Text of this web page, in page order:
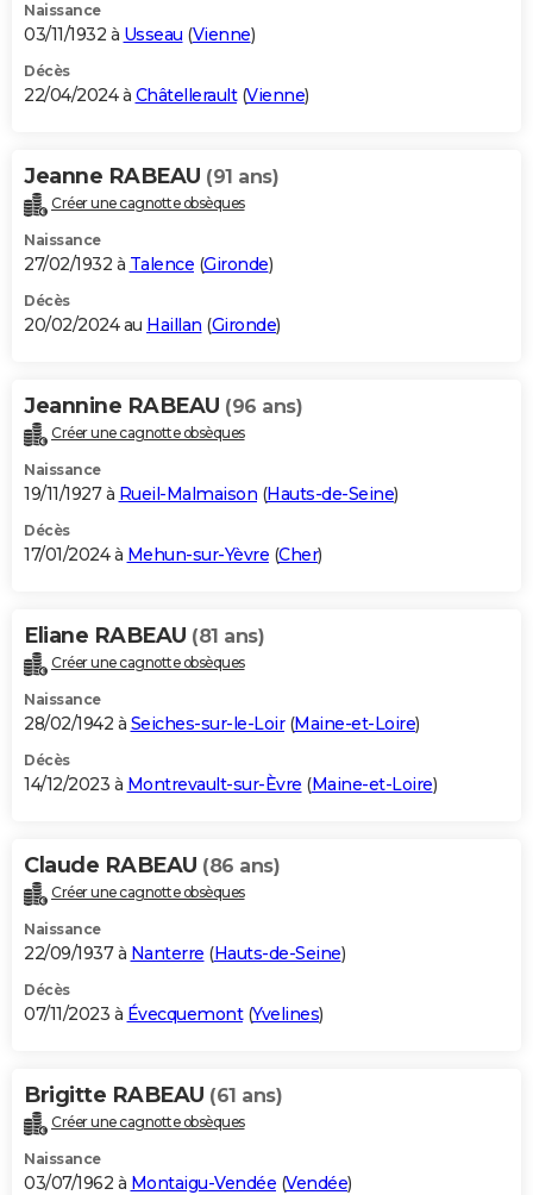
Naissance
03/11/1932 à Usseau (Vienne)
Décès
22/04/2024 à Châtellerault(Vienne)
Jeanne RABEAU (91 ans)
Créer une cagnotte obsèques
Naissance
27/02/1932 à Talence (Gironde)
Décès
20/02/2024 au Haillan (Gironde)
Jeannine RABEAU (96 ans)
Créer une cagnotte obsèques
Naissance
19/11/1927 à Rueil-Malmaison (Hauts-de-Seine)
Décès
17/01/2024 à Mehun-sur-Yèvre (Cher)
Eliane RABEAU (81 ans)
Créer une cagnotte obsèques
Naissance
28/02/1942 à Seiches-sur-le-Loir(Maine-et-Loire)
Décès
14/12/2023 à Montrevault-sur-Èvre (Maine-et-Loire)
Claude RABEAU (86 ans)
Créer une cagnotte obsèques
Naissance
22/09/1937 à Nanterre (Hauts-de-Seine)
Décès
07/11/2023 à Évecquemont(Yvelines)
Brigitte RABEAU (61 ans)
Créer une cagnotte obsèques
Naissance
03/07/1962 à Montaigu-Vendée (Vendée)